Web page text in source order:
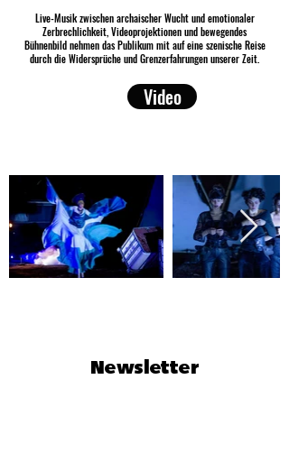
Live-Musik zwischen archaischer Wucht und emotionaler
Zerbrechlichkeit, Videoprojektionen und bewegendes
Bühnenbild nehmen das Publikum mit auf eine szenische Reise
durch die Widersprüche und Grenzerfahrungen unserer Zeit.
Video
Newsletter